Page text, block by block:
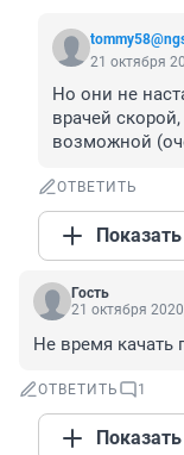
21 октября
Но они не
врачей
возможной
ОТВЕТИТЬ
Гость
21 октября
Не время качать
ОТВЕТИТЬ 1